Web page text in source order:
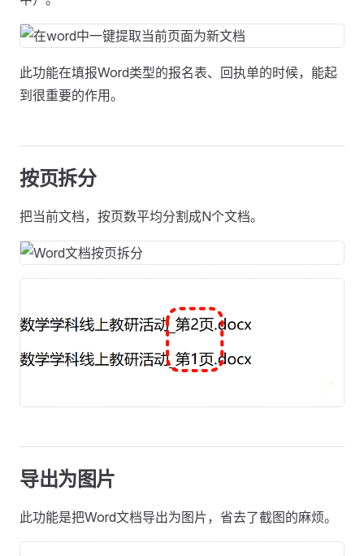
此功能在填报Word类型的报名表、回执单的时候，能起
到很重要的作用。
按页拆分
把当前文档，按页数平均分割成N个文档。
导出为图片
此功能是把Word文档导出为图片，省去了截图的麻烦。